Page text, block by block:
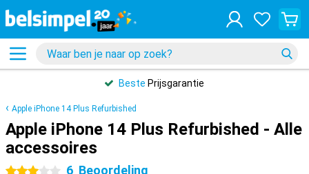
Beste Prijsgarantie
Apple iPhone 14 Plus Refurbished
Apple iPhone 14 Plus Refurbished - Alle
accessoires
3 sterren 6 Beoordeling